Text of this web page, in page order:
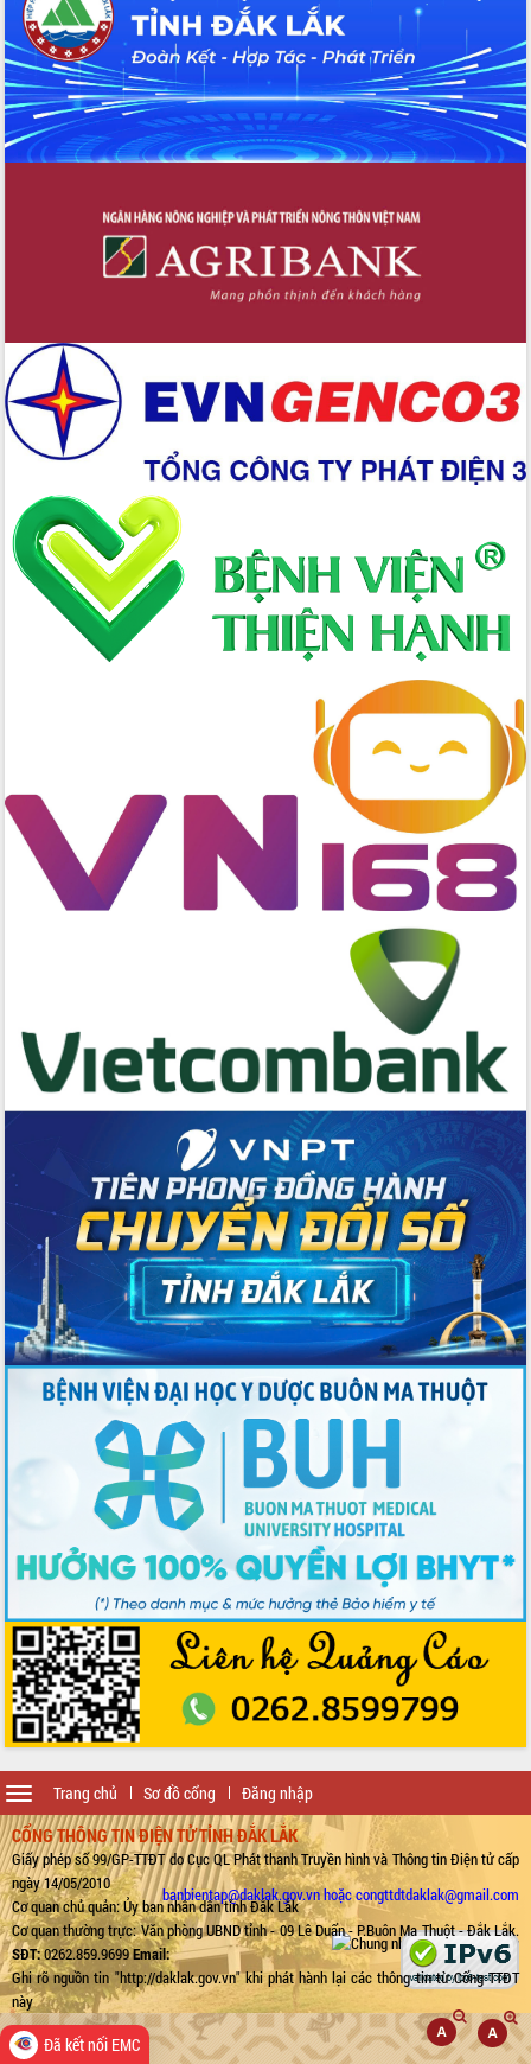
Trang chủ Sơ đồ cổng Đăng nhập
Toggle
navigation
CỔNG THÔNG TIN ĐIỆN TỬ TỈNH ĐẮK LẮK
Giấy phép số 99/GP-TTĐT do Cục QL Phát thanh Truyền hình và Thông tin Điện tử cấp
ngày 14/05/2010
Cơ quan chủ quản: Ủy ban nhân dân tỉnh Đắk Lắk
Cơ quan thường trực: Văn phòng UBND tỉnh - 09 Lê Duẩn - P.Buôn Ma Thuột - Đắk Lắk.
SĐT:0262.859.9699Email:
banbientap@daklak.gov.vn hoặc congttdtdaklak@gmail.com
Ghi rõ nguồn tin "http://daklak.gov.vn" khi phát hành lại các thông tin từ Cổng TTĐT
này
Đã kết nối EMC